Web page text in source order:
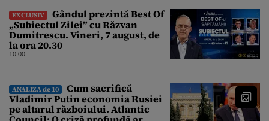
EXCLUSIV
Gândul prezintă Best Of
„Subiectul Zilei” cu Răzvan
Dumitrescu. Vineri, 7 august, de
la ora 20.30
10:00
ANALIZA de 10
Cum sacrifică
Vladimir Putin economia Rusiei
pe altarul războiului. Atlantic